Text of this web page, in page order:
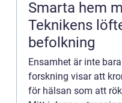
Smarta hem
Teknikens
befolkning
Ensamhet är inte
forskning visar att
för hälsan som att